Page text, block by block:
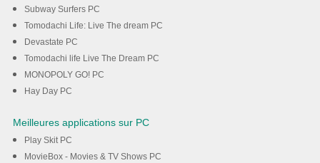
Subway Surfers PC
Tomodachi Life: Live The dream PC
Devastate PC
Tomodachi life Live The Dream PC
MONOPOLY GO! PC
Hay Day PC
Meilleures applications sur PC
Play Skit PC
MovieBox - Movies & TV Shows PC